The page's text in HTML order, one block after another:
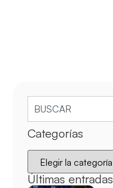
Categorías
Últimas entradas